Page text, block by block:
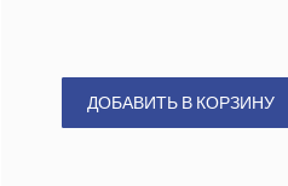
ДОБАВИТЬ В КОРЗИНУ